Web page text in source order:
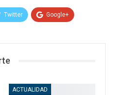
Twitter Google+
ACTUALIDAD